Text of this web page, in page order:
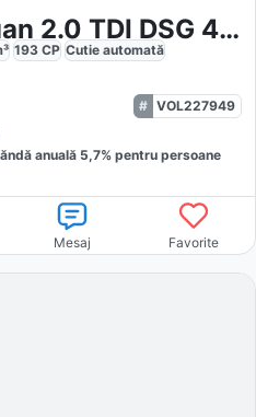
Volkswagen Tiguan 2.0 TDI DSG 4Motion R-Line
193 CP Cutie automată
VOL227949
anuală 5,7% pentru persoane
Mesaj Favorite